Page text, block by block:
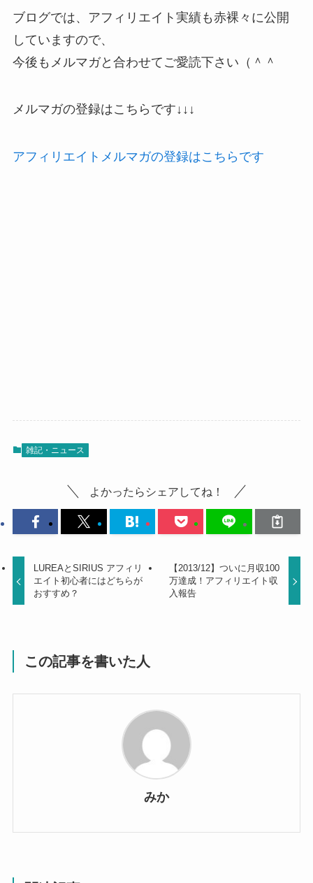
ブログでは、アフィリエイト実績も赤裸々に公開
していますので、
今後もメルマガと合わせてご愛読下さい（＾＾
メルマガの登録はこちらです↓↓↓
アフィリエイトメルマガの登録はこちらです
雑記・ニュース
よかったらシェアしてね！
LUREAとSIRIUS アフィリ
エイト初心者にはどちらが
おすすめ？
【2013/12】ついに月収100
万達成！アフィリエイト収
入報告
この記事を書いた人
みか